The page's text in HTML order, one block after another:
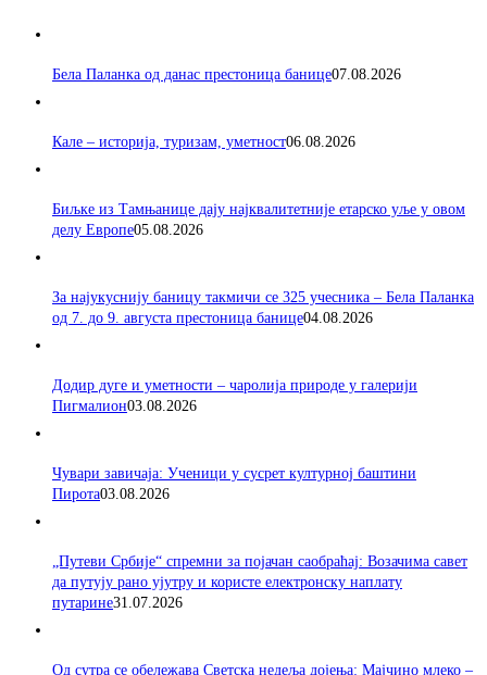
Бела Паланка од данас престоница банице07.08.2026
Кале – историја, туризам, уметност06.08.2026
Биљке из Тамњанице дају најквалитетније етарско уље у овом
делу Европе05.08.2026
За најукуснију баницу такмичи се 325 учесника – Бела Паланка
од 7. до 9. августа престоница банице04.08.2026
Додир дуге и уметности – чаролија природе у галерији
Пигмалион03.08.2026
Чувари завичаја: Ученици у сусрет културној баштини
Пирота03.08.2026
„Путеви Србије“ спремни за појачан саобраћај: Возачима савет
да путују рано ујутру и користе електронску наплату
путарине31.07.2026
Од сутра се обележава Светска недеља дојења: Мајчино млеко –